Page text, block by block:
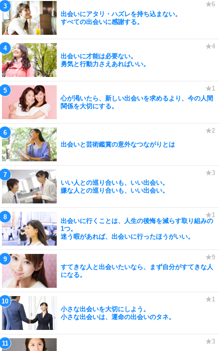
出会いにアタリ・ハズレを持ち込まない。
すべての出会いに感謝する。
出会いに才能は必要ない。
勇気と行動力さえあればいい。
心が渇いたら、新しい出会いを求めるより、今の人間
関係を大切にする。
出会いと芸術鑑賞の意外なつながりとは
いい人との巡り合いも、いい出会い。
嫌な人との巡り合いも、いい出会い。
出会いに行くことは、人生の後悔を減らす取り組みの
1つ。
迷う暇があれば、出会いに行ったほうがいい。
すてきな人と出会いたいなら、まず自分がすてきな人
になる。
小さな出会いを大切にしよう。
小さな出会いは、運命の出会いのタネ。